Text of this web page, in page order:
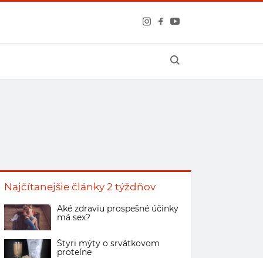
Najčítanejšie články 2 týždňov
Aké zdraviu prospešné účinky
má sex?
Štyri mýty o srvátkovom
proteíne